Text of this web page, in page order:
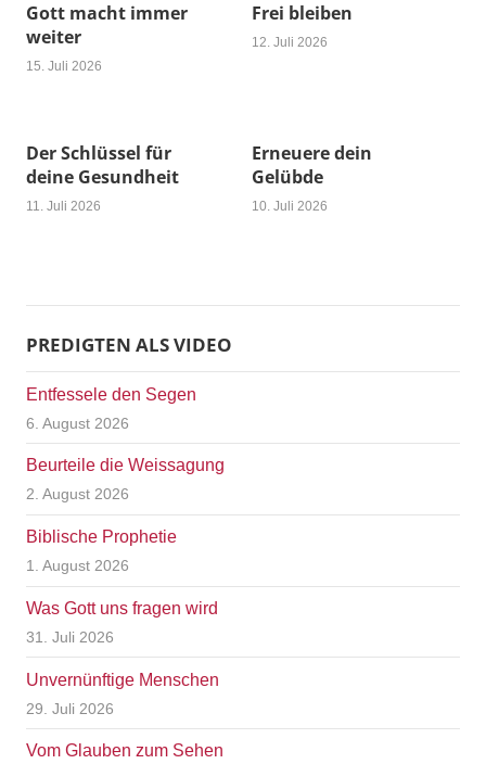
Gott macht immer
weiter
15. Juli 2026
Frei bleiben
12. Juli 2026
Der Schlüssel für
deine Gesundheit
11. Juli 2026
Erneuere dein
Gelübde
10. Juli 2026
PREDIGTEN ALS VIDEO
Entfessele den Segen
6. August 2026
Beurteile die Weissagung
2. August 2026
Biblische Prophetie
1. August 2026
Was Gott uns fragen wird
31. Juli 2026
Unvernünftige Menschen
29. Juli 2026
Vom Glauben zum Sehen